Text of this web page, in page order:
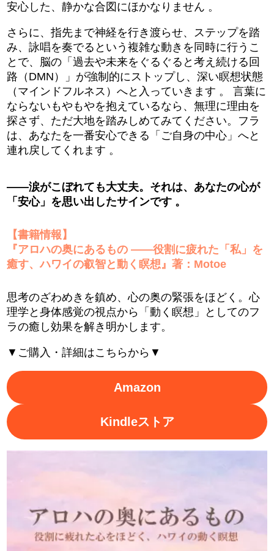
安心した、静かな合図にほかなりません 。
さらに、指先まで神経を行き渡らせ、ステップを踏
み、詠唱を奏でるという複雑な動きを同時に行うこ
とで、脳の「過去や未来をぐるぐると考え続ける回
路（DMN）」が強制的にストップし、深い瞑想状態
（マインドフルネス）へと入っていきます 。 言葉に
ならないもやもやを抱えているなら、無理に理由を
探さず、ただ大地を踏みしめてみてください。フラ
は、あなたを一番安心できる「ご自身の中心」へと
連れ戻してくれます 。
――涙がこぼれても大丈夫。それは、あなたの心が
「安心」を思い出したサインです 。
【書籍情報】
『アロハの奥にあるもの ――役割に疲れた「私」を
癒す、ハワイの叡智と動く瞑想』著：Motoe
思考のざわめきを鎮め、心の奥の緊張をほどく。心
理学と身体感覚の視点から「動く瞑想」としてのフ
ラの癒し効果を解き明かします。
▼ご購入・詳細はこちらから▼
Amazon
Kindleストア